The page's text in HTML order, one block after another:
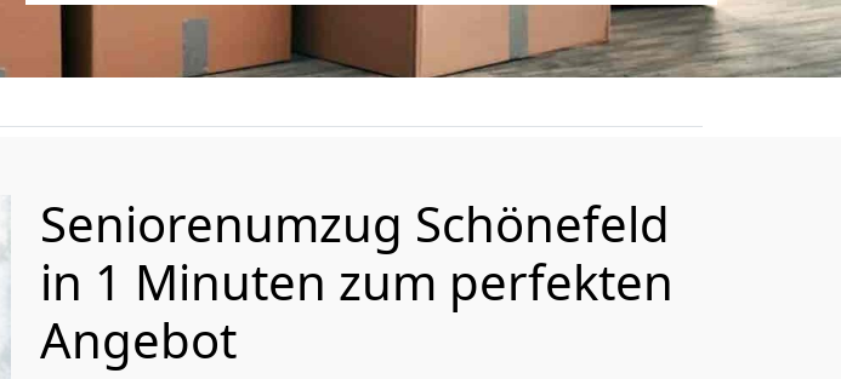
Seniorenumzug Schönefeld
in 1 Minuten zum perfekten
Angebot